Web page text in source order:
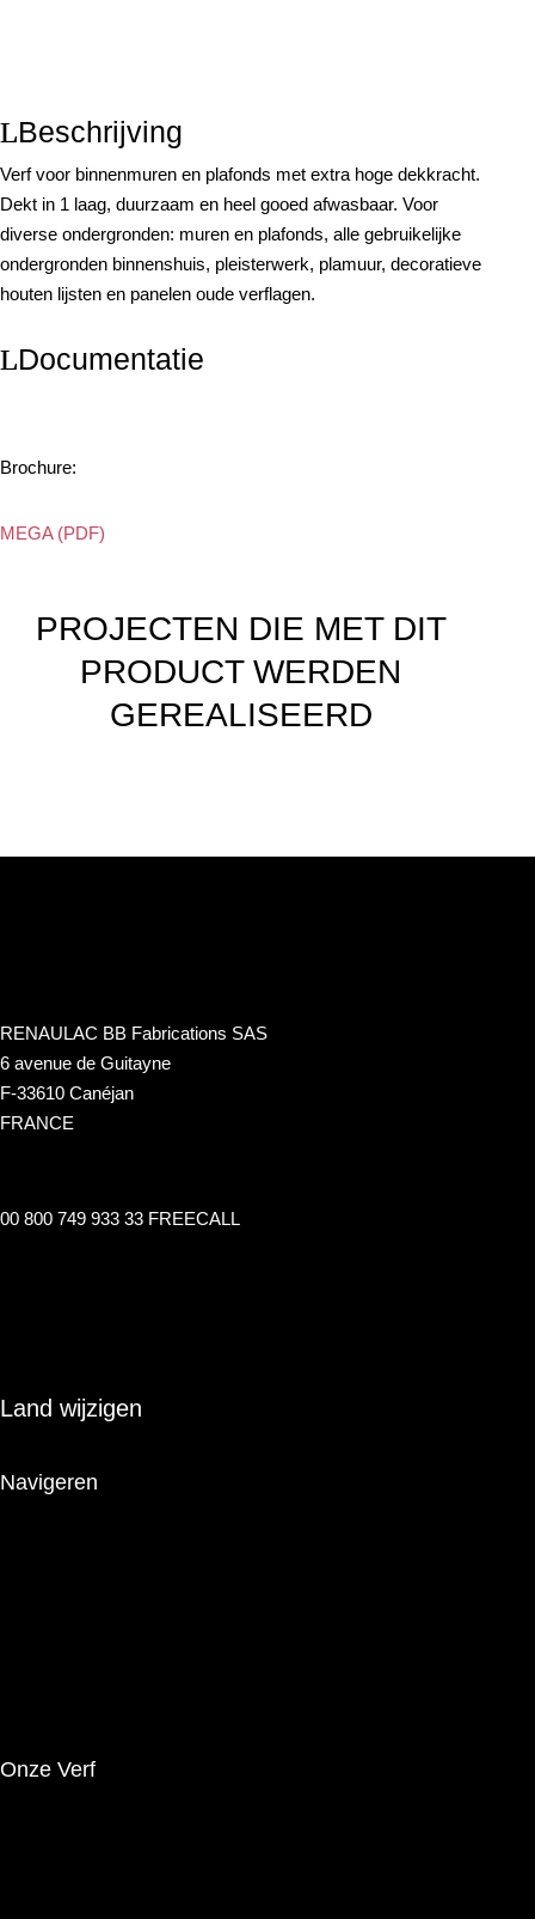
Beschrijving
Verf voor binnenmuren en plafonds met extra hoge dekkracht.
Dekt in 1 laag, duurzaam en heel gooed afwasbaar. Voor
diverse ondergronden: muren en plafonds, alle gebruikelijke
ondergronden binnenshuis, pleisterwerk, plamuur, decoratieve
houten lijsten en panelen oude verflagen.
Documentatie
Brochure:
MEGA (PDF)
PROJECTEN DIE MET DIT
PRODUCT WERDEN
GEREALISEERD
RENAULAC BB Fabrications SAS
6 avenue de Guitayne
F-33610 Canéjan
FRANCE
00 800 749 933 33 FREECALL
Land wijzigen
Navigeren
Onze Verf